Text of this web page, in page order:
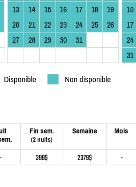
13
14 15 16 17 18
19
20
21 22 23 24 25
26
27
28 29 30 31
10
17
24
31
Disponible Non disponible
Fin sem.
(2 nuits)
Semaine Mois
399$ 2379$ -